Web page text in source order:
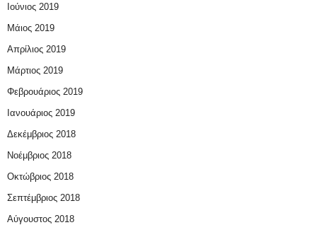
Ιούνιος 2019
Μάιος 2019
Απρίλιος 2019
Μάρτιος 2019
Φεβρουάριος 2019
Ιανουάριος 2019
Δεκέμβριος 2018
Νοέμβριος 2018
Οκτώβριος 2018
Σεπτέμβριος 2018
Αύγουστος 2018